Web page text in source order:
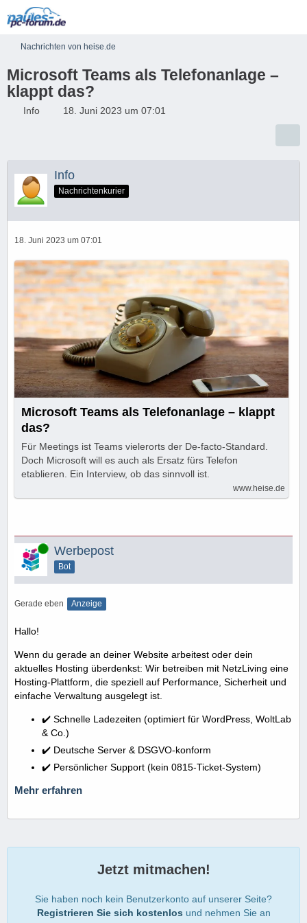
Nachrichten von heise.de
Microsoft Teams als Telefonanlage –
klappt das?
Info 18. Juni 2023 um 07:01
Info
Nachrichtenkurier
18. Juni 2023 um 07:01
Microsoft Teams als Telefonanlage – klappt
das?
Für Meetings ist Teams vielerorts der De-facto-Standard.
Doch Microsoft will es auch als Ersatz fürs Telefon
etablieren. Ein Interview, ob das sinnvoll ist.
www.heise.de
Online Werbepost
Bot
Gerade eben Anzeige
Hallo!
Wenn du gerade an deiner Website arbeitest oder dein
aktuelles Hosting überdenkst: Wir betreiben mit NetzLiving eine
Hosting-Plattform, die speziell auf Performance, Sicherheit und
einfache Verwaltung ausgelegt ist.
✔️ Schnelle Ladezeiten (optimiert für WordPress, WoltLab
& Co.)
✔️ Deutsche Server & DSGVO-konform
✔️ Persönlicher Support (kein 0815-Ticket-System)
Mehr erfahren
Jetzt mitmachen!
Sie haben noch kein Benutzerkonto auf unserer Seite?
Registrieren Sie sich kostenlos und nehmen Sie an